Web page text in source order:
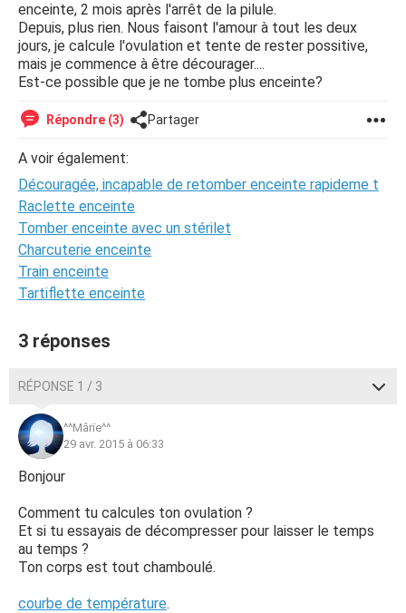
enceinte, 2 mois après l'arrêt de la pilule.
Depuis, plus rien. Nous faisont l'amour à tout les deux
jours, je calcule l'ovulation et tente de rester possitive,
mais je commence à être décourager....
Est-ce possible que je ne tombe plus enceinte?
Répondre (3) Partager
A voir également:
Découragée, incapable de retomber enceinte rapideme t
Raclette enceinte
Tomber enceinte avec un stérilet
Charcuterie enceinte
Train enceinte
Tartiflette enceinte
3 réponses
RÉPONSE 1 / 3
^^Mârïe^^
29 avr. 2015 à 06:33
Bonjour
Comment tu calcules ton ovulation ?
Et si tu essayais de décompresser pour laisser le temps
au temps ?
Ton corps est tout chamboulé.
courbe de température.